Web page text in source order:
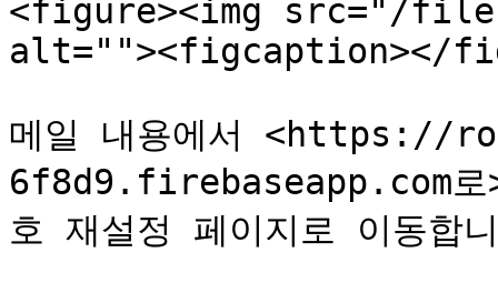
<figure><img src="/files/
alt=""><figcaption></
메일 내용에서 <https://
6f8d9.firebaseapp.com로
호 재설정 페이지로 이동합